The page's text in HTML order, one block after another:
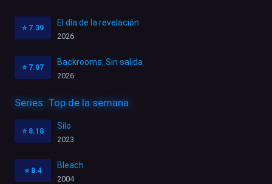
⭐ 7.39
El día de la revelación
2026
⭐ 7.07
Backrooms: Sin salida
2026
Series: Top de la semana
⭐ 8.18
Silo
2023
⭐ 8.4
Bleach
2004